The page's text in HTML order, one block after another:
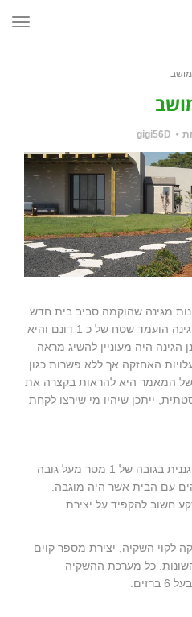
gigi56D
מגינה שהוקמה סביב בית חדש
במושב מאור שבשרון. לטובת הגינה הועמד שטח של כ 1 דונם והיא
היה מעוניין להשיג מראה
האחזקה אך ללא פשרות כגון
המאמר היא להראות בקצרה את
ייתכן שיהיו מי שירצו לקחת
1. מילוי קרקע – הוספת חמרה גננית בגובה של 1 מטר מעל גובה
עם הבית אשר היה מוגבה.
חשוב להקפיד על יצירת
לקוי השקיה, יצירת מספר קוים
כל מערכת ההשקיה